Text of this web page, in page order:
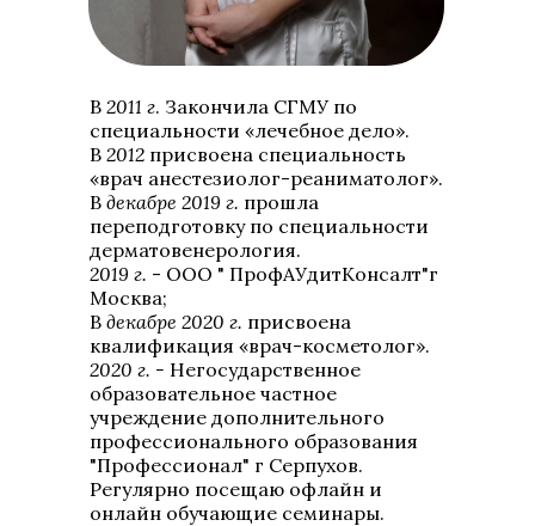
В 2011 г. Закончила СГМУ по
специальности «лечебное дело».
В 2012 присвоена специальность
«врач анестезиолог-реаниматолог».
В декабре 2019 г. прошла
переподготовку по специальности
дерматовенерология.
2019 г. - ООО " ПрофАУдитКонсалт"г
Москва;
В декабре 2020 г. присвоена
квалификация «врач-косметолог».
2020 г. - Негосударственное
образовательное частное
учреждение дополнительного
профессионального образования
"Профессионал" г Серпухов.
Регулярно посещаю офлайн и
онлайн обучающие семинары.